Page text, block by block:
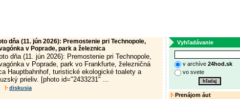
dňa (11. jún 2026): Premostenie pri Technopole,
v Poprade, park a železnica
dňa (11. jún 2026): Premostenie pri Technopole,
v Poprade, park vo Frankfurte, železničná
Hauptbahnhof, turistické ekologické toalety a
prieliv. [photo id="2433231" ...
diskusia
Vyhľadávanie
v archíve 24hod.sk
vo svete
Prenájom áut